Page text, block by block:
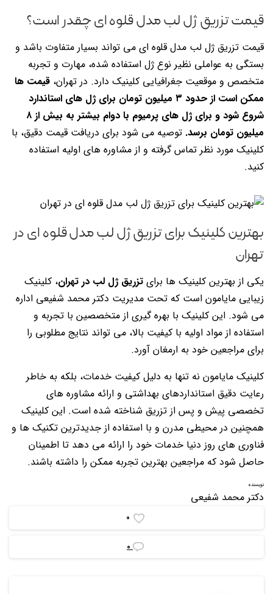
قیمت تزریق ژل لب مدل قلوه ای چقدر است؟
قیمت تزریق ژل لب مدل قلوه ای می تواند بسیار متفاوت باشد و
بستگی به عواملی نظیر نوع ژل استفاده شده، مهارت و تجربه
متخصص و موقعیت جغرافیایی کلینیک دارد. در تهران، قیمت ها
ممکن است از حدود ۳ میلیون تومان برای ژل های استاندارد
شروع شود و برای ژل های پرمیوم با دوام بیشتر به بیش از ۸
میلیون تومان برسد. توصیه می شود برای دریافت قیمت دقیق، با
کلینیک مورد نظر تماس گرفته و از مشاوره های اولیه استفاده
کنید.
بهترین کلینیک برای تزریق ژل لب مدل قلوه ای در
تهران
یکی از بهترین کلینیک ها برای تزریق ژل لب در تهران، کلینیک
زیبایی مایامون است که تحت مدیریت دکتر محمد شفیعی اداره
می شود. این کلینیک با بهره گیری از متخصصین با تجربه و
استفاده از مواد اولیه با کیفیت بالا، می تواند نتایج مطلوبی را
برای مراجعین خود به ارمغان آورد.
کلینیک مایامون نه تنها به دلیل کیفیت خدمات، بلکه به خاطر
رعایت دقیق استانداردهای بهداشتی و ارائه مشاوره های
تخصصی پیش و پس از تزریق شناخته شده است. این کلینیک
همچنین در محیطی مدرن و با استفاده از جدیدترین تکنیک ها و
فناوری های روز دنیا خدمات خود را ارائه می دهد تا اطمینان
حاصل شود که مراجعین بهترین تجربه ممکن را داشته باشند.
نویسنده
دکتر محمد شفیعی
0
0